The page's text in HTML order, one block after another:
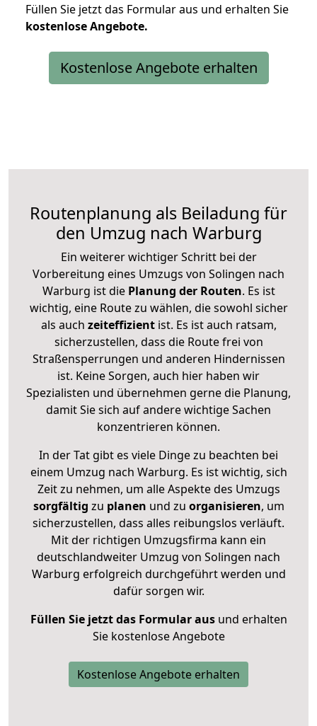
Füllen Sie jetzt das Formular aus und erhalten Sie
kostenloseAngebote.
Kostenlose Angebote erhalten
Routenplanung als Beiladung für
den Umzug nach Warburg
Ein weiterer wichtiger Schritt bei der
Vorbereitung eines Umzugs von Solingen nach
Warburg ist diePlanung der Routen. Es ist
wichtig, eine Route zu wählen, die sowohl sicher
als auch zeiteffizientist. Es ist auch ratsam,
sicherzustellen, dass die Route frei von
Straßensperrungen und anderen Hindernissen
ist. Keine Sorgen, auch hier haben wir
Spezialisten und übernehmen gerne die Planung,
damit Sie sich auf andere wichtige Sachen
konzentrieren können.
In der Tat gibt es viele Dinge zu beachten bei
einem Umzug nach Warburg. Es ist wichtig, sich
Zeit zu nehmen, um alle Aspekte des Umzugs
sorgfältig zu planen und zu organisieren, um
sicherzustellen, dass alles reibungslos verläuft.
Mit der richtigen Umzugsfirma kann ein
deutschlandweiter Umzug von Solingen nach
Warburg erfolgreich durchgeführt werden und
dafür sorgen wir.
Füllen Sie jetzt das Formular ausund erhalten
Sie kostenlose Angebote
Kostenlose Angebote erhalten